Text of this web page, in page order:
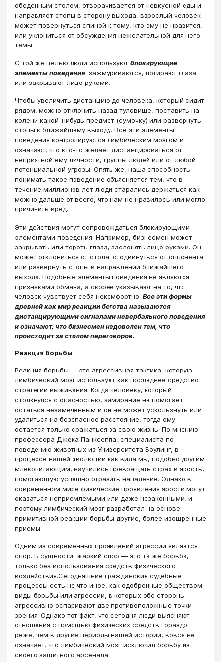
обеденным столом, отворачивается от невкусной еды и
направляет стопы в сторону выхода, взрослый человек
может повернуться спиной к тому, кто ему не нравится,
или уклониться от обсуждения нежелательной для него
темы.
С той же целью люди используют блокирующие
элементы поведения: зажмуриваются, потирают глаза
или закрывают лицо руками.
Чтобы увеличить дистанцию до человека, который сидит
рядом, можно отклонить назад туловище, поставить на
колени какой-нибудь предмет (сумочку) или развернуть
стопы к ближайшему выходу. Все эти элементы
поведения контролируются лимбическим мозгом и
означают, что кто-то желает дистанцироваться от
неприятной ему личности, группы людей или от любой
потенциальной угрозы. Опять же, наша способность
понимать такое поведение объясняется тем, что в
течение миллионов лет люди старались держаться как
можно дальше от всего, что нам не нравилось или могло
причинить вред.
Эти действия могут сопровождаться блокирующими
элементами поведения. Например, бизнесмен может
закрывать или тереть глаза, заслонять лицо руками. Он
может отклониться от стола, отодвинуться от оппонента
или развернуть стопы в направлении ближайшего
выхода. Подобные элементы поведения не являются
признаками обмана, а скорее указывают на то, что
человек чувствует себя некомфортно. Все эти формы
древней как мир реакции бегства называются
дистанцирующими сигналами невербального поведения
и означают, что бизнесмен недоволен тем, что
происходит за столом переговоров.
Реакция борьбы
Реакция борьбы — это агрессивная тактика, которую
лимбический мозг использует как последнее средство
стратегии выживания. Когда человеку, который
столкнулся с опасностью, замирание не помогает
остаться незамеченным и он не может ускользнуть или
удалиться на безопасное расстояние, тогда ему
остается только сражаться за свою жизнь. По мнению
профессора Джека Панксеппа, специалиста по
поведению животных из Университета Боулинг, в
процессе нашей эволюции как вида мы, подобно другим
млекопитающим, научились превращать страх в ярость,
помогающую успешно отразить нападение. Однако в
современном мире физические проявления ярости могут
оказаться неприемлемыми или даже незаконными, и
поэтому лимбический мозг разработал на основе
примитивной реакции борьбы другие, более изощренные
приемы.
Одним из современных проявлений агрессии является
спор. В сущности, жаркий спор — это та же борьба,
только без использования средств физического
воздействия.Сегодняшние гражданские судебные
процессы есть не что иное, как одобренные обществом
виды борьбы или агрессии, в которых обе стороны
агрессивно оспаривают две противоположные точки
зрения. Однако тот факт, что сегодня люди выясняют
отношения с помощью физических средств гораздо
реже, чем в другие периоды нашей истории, вовсе не
означает, что лимбический мозг исключил борьбу из
своего защитного арсенала.